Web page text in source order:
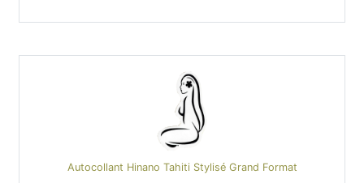
Autocollant Hinano Tahiti Stylisé Grand Format